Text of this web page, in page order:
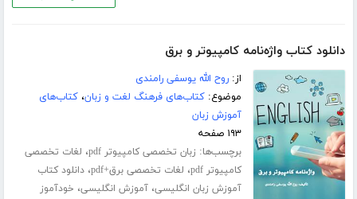
دانلود کتاب واژه‌نامه کامپیوتر و برق
از:روح الله یوسفی رامندی
موضوع:کتاب‌های فرهنگ لغت و زبان،کتاب‌های
آموزش زبان
۱۹۳ صفحه
برچسب‌ها: زبان تخصصی کامپیوتر pdf ، لغات تخصصی
کامپیوتر pdf
، لغات تخصصی برق+pdf ،دانلود کتاب
آموزش زبان انگلیسی،آموزش انگلیسی، خودآموز